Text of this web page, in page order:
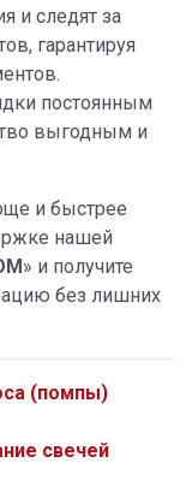
и следят за
гарантируя
постоянным
выгодным и
и быстрее
нашей
» и получите
без лишних
(помпы)
свечей